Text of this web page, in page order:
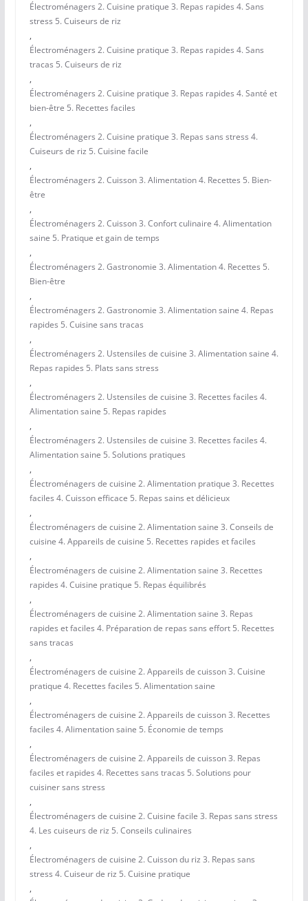
Électroménagers 2. Cuisine pratique 3. Repas rapides 4. Sans
stress 5. Cuiseurs de riz
,
Électroménagers 2. Cuisine pratique 3. Repas rapides 4. Sans
tracas 5. Cuiseurs de riz
,
Électroménagers 2. Cuisine pratique 3. Repas rapides 4. Santé et
bien-être 5. Recettes faciles
,
Électroménagers 2. Cuisine pratique 3. Repas sans stress 4.
Cuiseurs de riz 5. Cuisine facile
,
Électroménagers 2. Cuisson 3. Alimentation 4. Recettes 5. Bien-
être
,
Électroménagers 2. Cuisson 3. Confort culinaire 4. Alimentation
saine 5. Pratique et gain de temps
,
Électroménagers 2. Gastronomie 3. Alimentation 4. Recettes 5.
Bien-être
,
Électroménagers 2. Gastronomie 3. Alimentation saine 4. Repas
rapides 5. Cuisine sans tracas
,
Électroménagers 2. Ustensiles de cuisine 3. Alimentation saine 4.
Repas rapides 5. Plats sans stress
,
Électroménagers 2. Ustensiles de cuisine 3. Recettes faciles 4.
Alimentation saine 5. Repas rapides
,
Électroménagers 2. Ustensiles de cuisine 3. Recettes faciles 4.
Alimentation saine 5. Solutions pratiques
,
Électroménagers de cuisine 2. Alimentation pratique 3. Recettes
faciles 4. Cuisson efficace 5. Repas sains et délicieux
,
Électroménagers de cuisine 2. Alimentation saine 3. Conseils de
cuisine 4. Appareils de cuisine 5. Recettes rapides et faciles
,
Électroménagers de cuisine 2. Alimentation saine 3. Recettes
rapides 4. Cuisine pratique 5. Repas équilibrés
,
Électroménagers de cuisine 2. Alimentation saine 3. Repas
rapides et faciles 4. Préparation de repas sans effort 5. Recettes
sans tracas
,
Électroménagers de cuisine 2. Appareils de cuisson 3. Cuisine
pratique 4. Recettes faciles 5. Alimentation saine
,
Électroménagers de cuisine 2. Appareils de cuisson 3. Recettes
faciles 4. Alimentation saine 5. Économie de temps
,
Électroménagers de cuisine 2. Appareils de cuisson 3. Repas
faciles et rapides 4. Recettes sans tracas 5. Solutions pour
cuisiner sans stress
,
Électroménagers de cuisine 2. Cuisine facile 3. Repas sans stress
4. Les cuiseurs de riz 5. Conseils culinaires
,
Électroménagers de cuisine 2. Cuisson du riz 3. Repas sans
stress 4. Cuiseur de riz 5. Cuisine pratique
,